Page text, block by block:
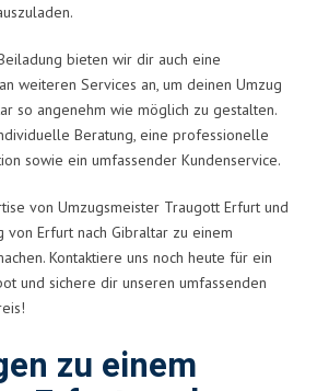
bieten wir dir auch eine
weiteren Services an, um deinen Umzug
so angenehm wie möglich zu gestalten.
Beratung, eine professionelle
sowie ein umfassender Kundenservice.
von Umzugsmeister Traugott Erfurt und
von Erfurt nach Gibraltar zu einem
Kontaktiere uns noch heute für ein
und sichere dir unseren umfassenden
zu einem